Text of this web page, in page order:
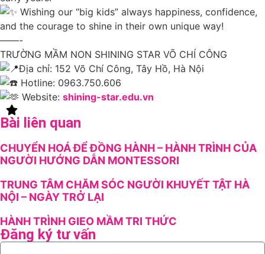
Wishing our “big kids” always happiness, confidence,
and the courage to shine in their own unique way!
——-
TRƯỜNG MẦM NON SHINING STAR VÕ CHÍ CÔNG
Địa chỉ: 152 Võ Chí Công, Tây Hồ, Hà Nội
Hotline: 0963.750.606
Website: shining-star.edu.vn
Bài liên quan
CHUYỂN HOÁ ĐỂ ĐỒNG HÀNH – HÀNH TRÌNH CỦA
NGƯỜI HƯỚNG DẪN MONTESSORI
TRUNG TÂM CHĂM SÓC NGƯỜI KHUYẾT TẬT HÀ
NỘI – NGÀY TRỞ LẠI
HÀNH TRÌNH GIEO MẦM TRI THỨC
Đăng ký tư vấn